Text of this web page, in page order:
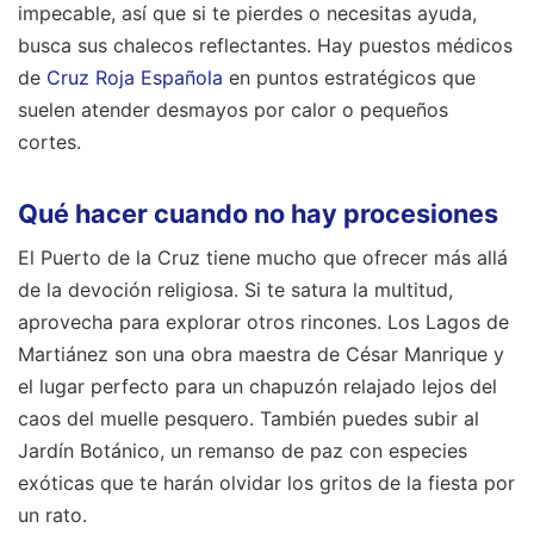
impecable, así que si te pierdes o necesitas ayuda,
busca sus chalecos reflectantes. Hay puestos médicos
de Cruz Roja Española en puntos estratégicos que
suelen atender desmayos por calor o pequeños
cortes.
Qué hacer cuando no hay procesiones
El Puerto de la Cruz tiene mucho que ofrecer más allá
de la devoción religiosa. Si te satura la multitud,
aprovecha para explorar otros rincones. Los Lagos de
Martiánez son una obra maestra de César Manrique y
el lugar perfecto para un chapuzón relajado lejos del
caos del muelle pesquero. También puedes subir al
Jardín Botánico, un remanso de paz con especies
exóticas que te harán olvidar los gritos de la fiesta por
un rato.